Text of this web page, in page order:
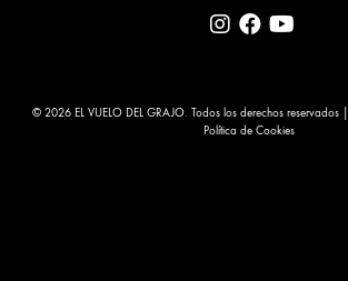
© 2026 EL VUELO DEL GRAJO. Todos los derechos reservados |
Política de Cookies